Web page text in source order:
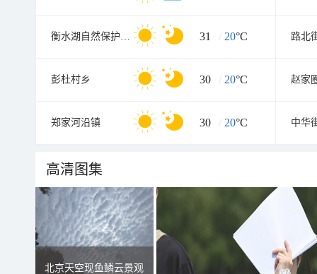
衡水湖自然保护区管理处 31 / 20°C 路北
彭杜村乡 30 / 20°C 赵家
郑家河沿镇 30 / 20°C 中华
高清图集
北京天空现鱼鳞云景观